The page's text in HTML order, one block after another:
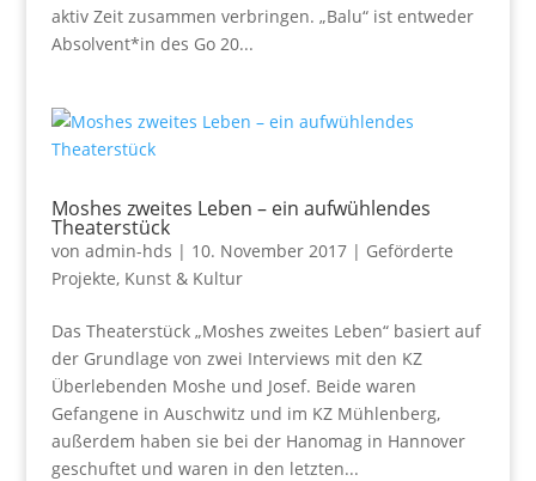
aktiv Zeit zusammen verbringen. „Balu“ ist entweder
Absolvent*in des Go 20...
Moshes zweites Leben – ein aufwühlendes
Theaterstück
von admin-hds | 10. November 2017| Geförderte
Projekte, Kunst & Kultur
Das Theaterstück „Moshes zweites Leben“ basiert auf
der Grundlage von zwei Interviews mit den KZ
Überlebenden Moshe und Josef. Beide waren
Gefangene in Auschwitz und im KZ Mühlenberg,
außerdem haben sie bei der Hanomag in Hannover
geschuftet und waren in den letzten...